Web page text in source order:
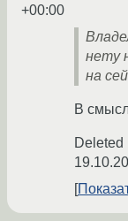
+00:00
нету
на
В
Deleted